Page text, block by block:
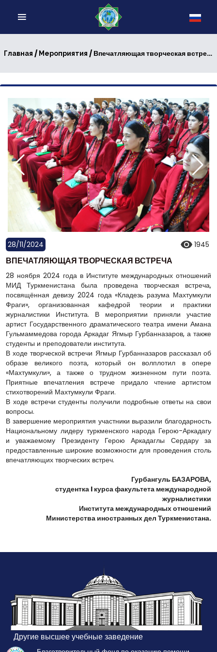
Главная / Мероприятия / Впечатляющая творческая встреча
28/11/2024 1945
ВПЕЧАТЛЯЮЩАЯ ТВОРЧЕСКАЯ ВСТРЕЧА
28 ноября 2024 года в Институте международных отношений
МИД Туркменистана была проведена творческая встреча,
посвящённая девизу 2024 года «Кладезь разума Махтумкули
Фраги», организованная кафедрой теории и практики
журналистики Института. В мероприятии приняли участие
артист Государственного драматического театра имени Амана
Гульмаммедова города Аркадаг Ягмыр Гурбанназаров, а также
студенты и преподователи института.
В ходе творческой встречи Ягмыр Гурбанназаров рассказал об
образе великого поэта, который он волплотил в опере
«Махтумкули», а также о трудном жизненном пути поэта.
Приятные впечатления встрече придало чтение артистом
стихотворений Махтумкули Фраги.
В ходе встречи студенты получили подробные ответы на свои
вопросы.
В завершение мероприятия участники выразили благодарность
Национальному лидеру туркменского народа Герою-Аркадагу
и уважаемому Президенту Герою Аркадаглы Сердару за
предоставленные широкие возможности для проведения столь
впечатляющих творческих встреч.
Гурбангуль БАЗАРОВА,
студентка I курса факультета международной
журналистики
Института международных отношений
Министерства иностранных дел Туркменистана.
Другие высшее учебные заведение